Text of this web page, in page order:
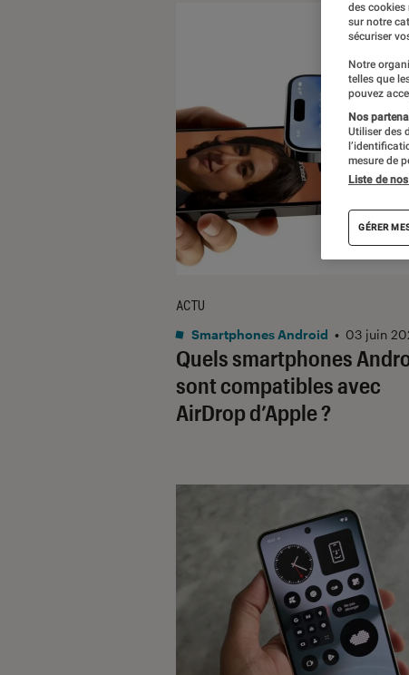
Quels smartphones
sont compatibles avec
AirDrop d’Apple ?
ACTU
Smartphones Android • 03 juin
des
sur notre
sécuriser
Notre
telles que
pouvez
Nos
Utiliser des
mesure de
Liste de
GÉRER